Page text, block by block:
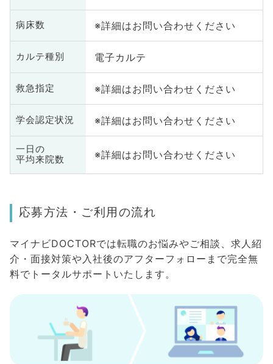
病床数 ※詳細はお問い合わせください
カルテ種別 電子カルテ
救急指定 ※詳細はお問い合わせください
学会認定状況 ※詳細はお問い合わせください
一日の
平均来院数
※詳細はお問い合わせください
応募方法・ご利用の流れ
マイナビDOCTORでは転職のお悩みやご相談、求人紹
介・面接対策や入社後のアフターフォローまで完全無
料でトータルサポートいたします。